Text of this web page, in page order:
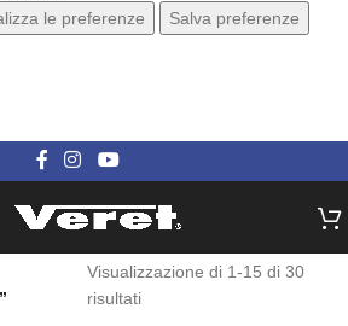
le preferenze
Salva preferenze
Categorie
Visualizzazione di 1-15 di 30
risultati